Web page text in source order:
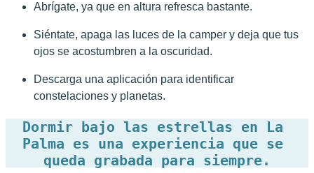
Abrígate, ya que en altura refresca bastante.
Siéntate, apaga las luces de la camper y deja que tus
ojos se acostumbren a la oscuridad.
Descarga una aplicación para identificar
constelaciones y planetas.
Dormir bajo las estrellas en La
Palma es una experiencia que se
queda grabada para siempre.